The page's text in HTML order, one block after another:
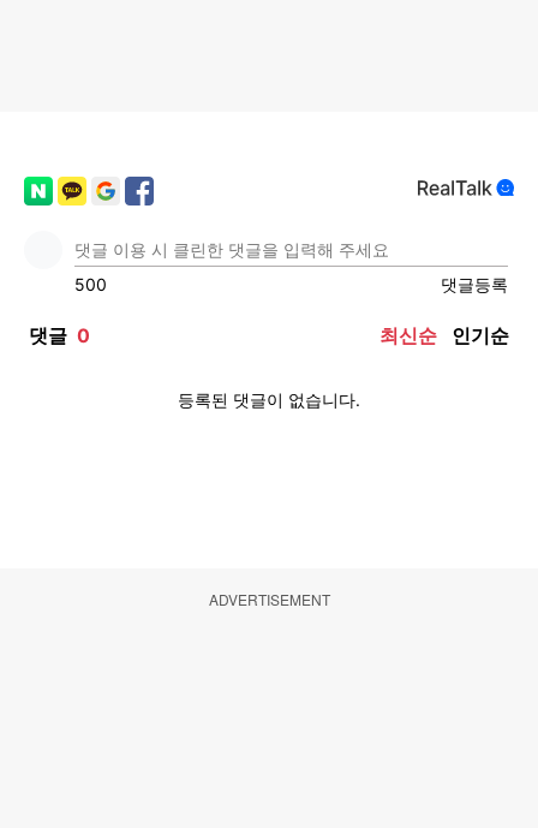
ADVERTISEMENT